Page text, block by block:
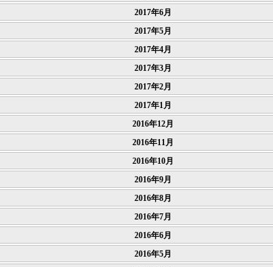
2017年6月
2017年5月
2017年4月
2017年3月
2017年2月
2017年1月
2016年12月
2016年11月
2016年10月
2016年9月
2016年8月
2016年7月
2016年6月
2016年5月